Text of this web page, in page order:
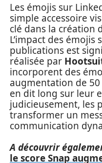
Les émojis sur
simple accessoire
clé dans la création
L’impact des émojis
publications est
réalisée par
incorporent des
augmentation de 50
en dit long sur leur
judicieusement, les
transformer un
communication
A découvrir
le score Snap